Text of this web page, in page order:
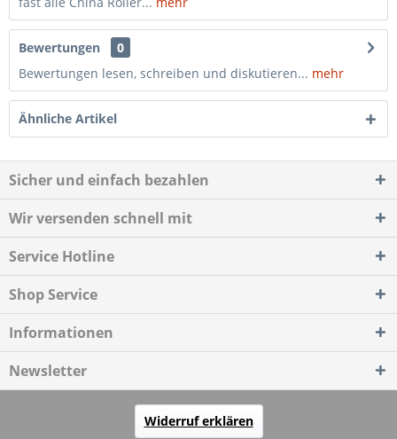
Bewertungen
0
Bewertungen lesen, schreiben und diskutieren... mehr
Ähnliche Artikel
Sicher und einfach bezahlen
Wir versenden schnell mit
Service Hotline
Shop Service
Informationen
Newsletter
Widerruf erklären